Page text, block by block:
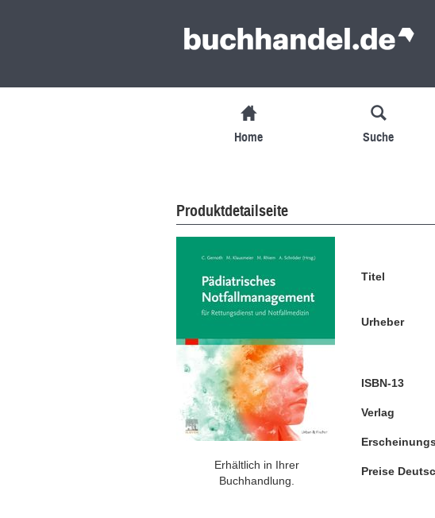
Home Suche
Produktdetailseite
Erhältlich in Ihrer
Buchhandlung.
Titel
Urheber
ISBN-13
Verlag
Preise